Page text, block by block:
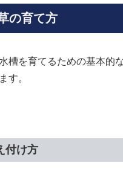
の育て方
槽を育てるための基本的
す。
付け方